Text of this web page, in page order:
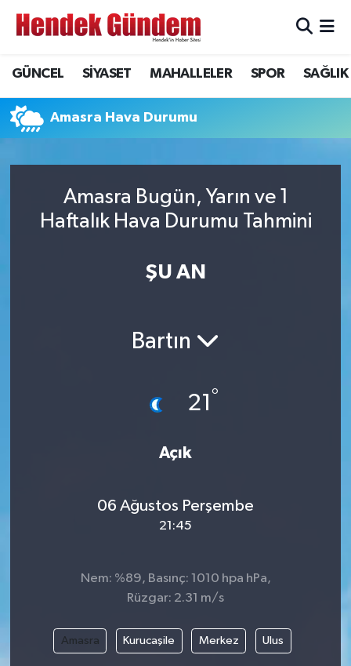
GÜNCEL SİYASET MAHALLELER SPOR SAĞLIK
Amasra Hava Durumu
Amasra Bugün, Yarın ve 1
Haftalık Hava Durumu Tahmini
ŞU AN
Bartın
21°
Açık
06 Ağustos Perşembe
21:45
Nem: %89, Basınç: 1010 hpa hPa,
Rüzgar: 2.31 m/s
Amasra Kurucaşile Merkez Ulus
Sakarya Hava Durumu
Sakarya Namaz Vakitleri
Süper Lig Puan Durumu ve Fikstür